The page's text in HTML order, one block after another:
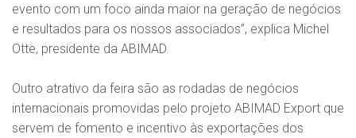
evento com um foco ainda maior na geração de negócios
e resultados para os nossos associados”, explica Michel
Otte, presidente da ABIMAD.
Outro atrativo da feira são as rodadas de negócios
internacionais promovidas pelo projeto ABIMAD Export que
servem de fomento e incentivo às exportações dos